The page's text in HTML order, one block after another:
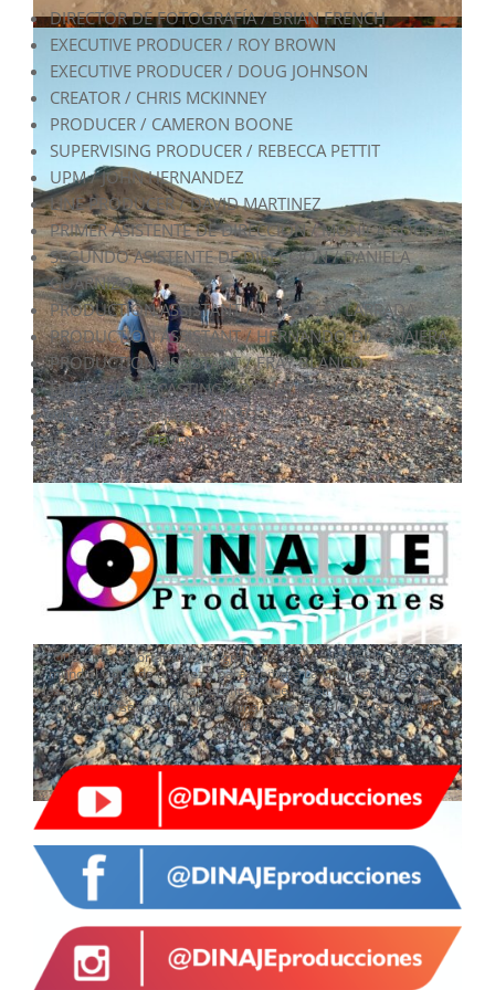
DIRECTOR DE FOTOGRAFÍA / BRIAN FRENCH
EXECUTIVE PRODUCER / ROY BROWN
EXECUTIVE PRODUCER / DOUG JOHNSON
CREATOR / CHRIS MCKINNEY
PRODUCER / CAMERON BOONE
SUPERVISING PRODUCER / REBECCA PETTIT
UPM / JOHN HERNANDEZ
LINE PRODUCER / DAVID MARTINEZ
PRIMER ASISTENTE DE DIRECCIÓN / MONICA ROCHA
SEGUNDO ASISTENTE DE DIRECCIÓN / DANIELA
GUARNIZO
PRODUCTION ASSISTANT / MARZULAY LARRADA
PRODUCTION ASSISTANT / HERNANDO DIAZ NÁJERA
PRODUCTION ASSISTANT / FRAY BLANCO
DIRECTOR DE CASTING / DISNEY OCHOA
MOISES / JOSE JAMIE PINTO
JEREMIAS / STEVEN KING
Queremos aportar nuestro grano de arena a la historia del cine
mundial y que de una vez y para siempre La Guajira aparezca en
las enciclopedias cinematográficas, que nuestra estética, formas y
contenidos sean palpables de una manera real ante la retina del
mundo.